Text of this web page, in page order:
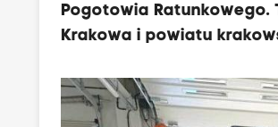
Pogotowia Ratunkowego.
Krakowa i powiatu